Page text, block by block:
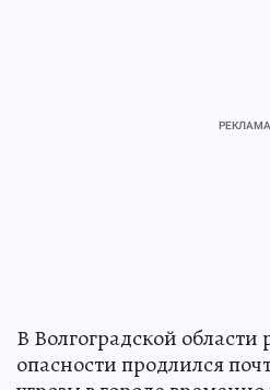
В Волгоградской
опасности продлился